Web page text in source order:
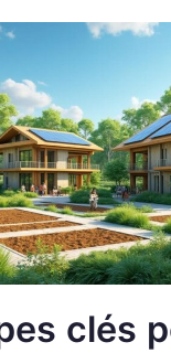
clés